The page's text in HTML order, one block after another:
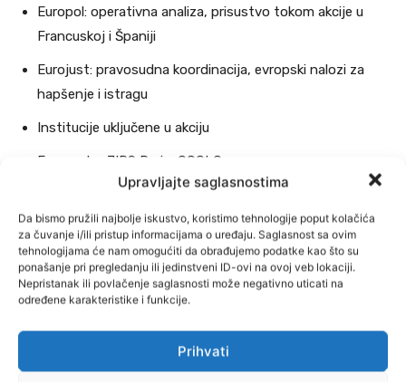
Upravljajte saglasnostima
Da bismo pružili najbolje iskustvo, koristimo tehnologije poput kolačića
za čuvanje i/ili pristup informacijama o uređaju. Saglasnost sa ovim
tehnologijama će nam omogućiti da obrađujemo podatke kao što su
ponašanje pri pregledanju ili jedinstveni ID-ovi na ovoj veb lokaciji.
Nepristanak ili povlačenje saglasnosti može negativno uticati na
određene karakteristike i funkcije.
Prihvati
Europol: operativna analiza, prisustvo tokom akcije u
Francuskoj i Španiji
Eurojust: pravosudna koordinacija, evropski nalozi za
hapšenje i istragu
Institucije uključene u akciju
Francuska: JIRS Pariz, OCCLO
Slovenija: Tužilaštvo i policija iz Kranja
Španija: Guardia Civil, Nacionalno tužilaštvo
BiH: Tužilaštvo BiH, Granična policija, MUP RS